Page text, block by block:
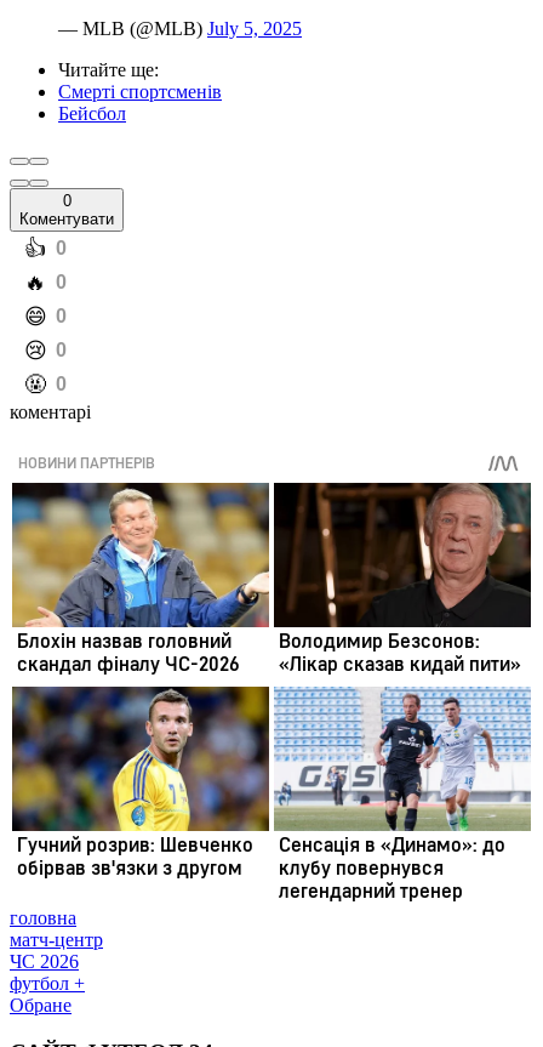
— MLB (@MLB) July 5, 2025
Читайте ще:
Смерті спортсменів
Бейсбол
0
Коментувати
️👍 0
️🔥 0
️😄 0
️😢 0
️🤬 0
коментарі
головна
матч-центр
ЧС 2026
футбол +
Обране